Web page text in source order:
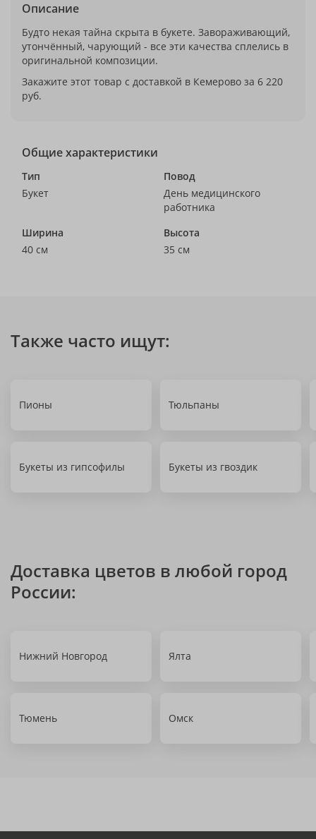
Описание
Будто некая тайна скрыта в букете. Завораживающий,
утончённый, чарующий - все эти качества сплелись в
оригинальной композиции.
Закажите этот товар с доставкой в Кемерово за 6 220
руб.
Общие характеристики
Тип
Букет
Повод
День медицинского
работника
Ширина
40 см
Высота
35 см
Также часто ищут:
Пионы Тюльпаны
Букеты из гипсофилы Букеты из гвоздик
Доставка цветов в любой город
России:
Нижний Новгород Ялта
Тюмень Омск